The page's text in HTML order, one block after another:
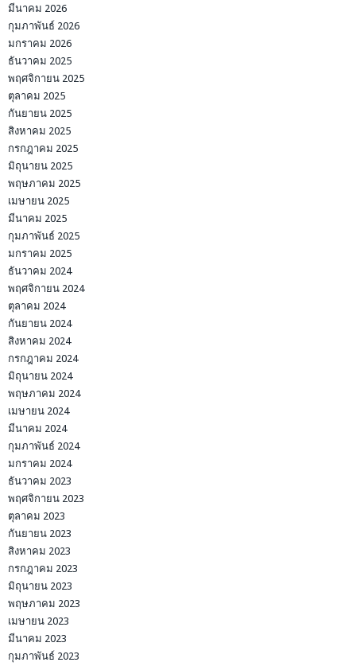
มีนาคม 2026
กุมภาพันธ์ 2026
มกราคม 2026
ธันวาคม 2025
พฤศจิกายน 2025
ตุลาคม 2025
กันยายน 2025
สิงหาคม 2025
กรกฎาคม 2025
มิถุนายน 2025
พฤษภาคม 2025
เมษายน 2025
มีนาคม 2025
กุมภาพันธ์ 2025
มกราคม 2025
ธันวาคม 2024
พฤศจิกายน 2024
ตุลาคม 2024
กันยายน 2024
สิงหาคม 2024
กรกฎาคม 2024
มิถุนายน 2024
พฤษภาคม 2024
เมษายน 2024
มีนาคม 2024
กุมภาพันธ์ 2024
มกราคม 2024
ธันวาคม 2023
พฤศจิกายน 2023
ตุลาคม 2023
กันยายน 2023
สิงหาคม 2023
กรกฎาคม 2023
มิถุนายน 2023
พฤษภาคม 2023
เมษายน 2023
มีนาคม 2023
กุมภาพันธ์ 2023